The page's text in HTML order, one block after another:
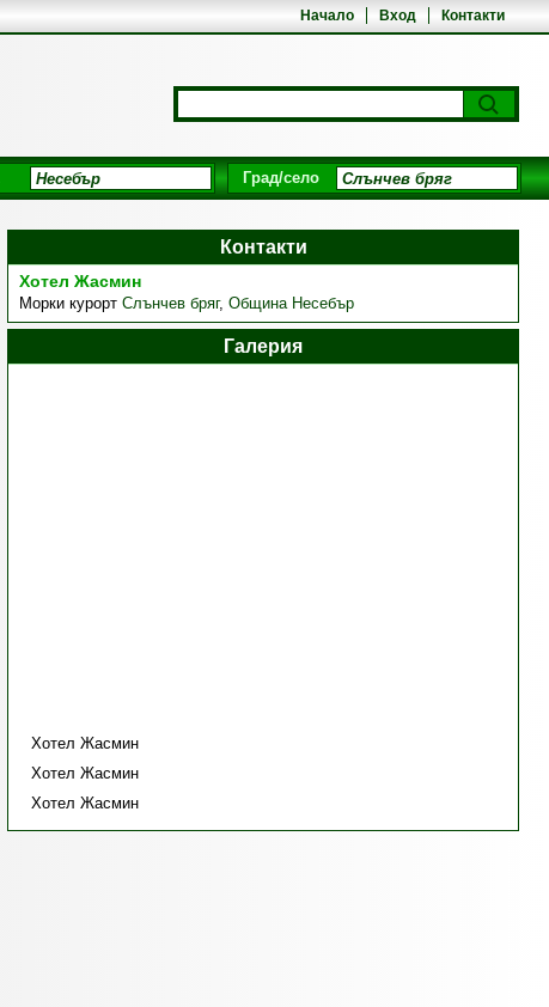
Начало Вход Контакти
Град/село
Контакти
Хотел Жасмин
Морки курорт Слънчев бряг, Община Несебър
Галерия
Хотел Жасмин
Хотел Жасмин
Хотел Жасмин